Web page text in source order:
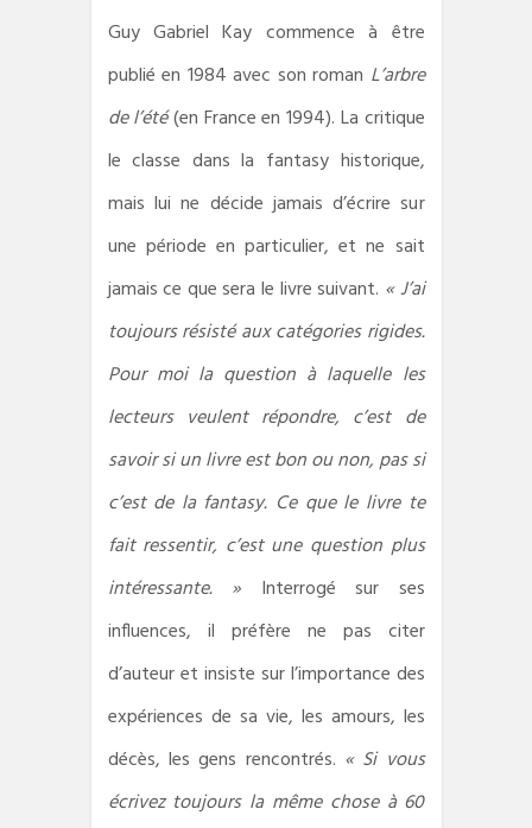
Guy Gabriel Kay commence à être
publié en 1984 avec son roman L’arbre
de l’été(en France en 1994). La critique
le classe dans la fantasy historique,
mais lui ne décide jamais d’écrire sur
une période en particulier, et ne sait
jamais ce que sera le livre suivant. « J’ai
toujours résisté aux catégories rigides.
Pour moi la question à laquelle les
lecteurs veulent répondre, c’est de
savoir si un livre est bon ou non, pas si
c’est de la fantasy. Ce que le livre te
fait ressentir, c’est une question plus
intéressante. » Interrogé sur ses
influences, il préfère ne pas citer
d’auteur et insiste sur l’importance des
expériences de sa vie, les amours, les
décès, les gens rencontrés. « Si vous
écrivez toujours la même chose à 60